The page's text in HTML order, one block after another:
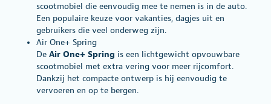
scootmobiel die eenvoudig mee te nemen is in de auto.
Een populaire keuze voor vakanties, dagjes uit en
gebruikers die veel onderweg zijn.
Air One+ Spring
De Air One+ Spring is een lichtgewicht opvouwbare
scootmobiel met extra vering voor meer rijcomfort.
Dankzij het compacte ontwerp is hij eenvoudig te
vervoeren en op te bergen.